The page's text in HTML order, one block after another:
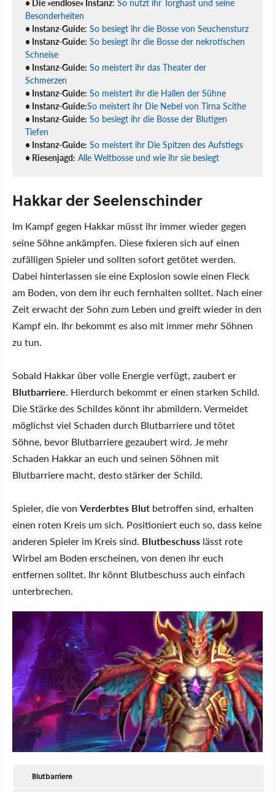
Besonderheiten
• Instanz-Guide: So besiegt ihr die Bosse von Seuchensturz
• Instanz-Guide: So besiegt ihr die Bosse der nekrotischen
Schneise
• Instanz-Guide: So meistert ihr das Theater der
Schmerzen
• Instanz-Guide: So meistert ihr die Hallen der Sühne
• Instanz-Guide:So meistert ihr Die Nebel von Tirna Scithe
• Instanz-Guide: So besiegt ihr die Bosse der Blutigen
Tiefen
• Instanz-Guide: So meistert ihr Die Spitzen des Aufstiegs
• Riesenjagd: Alle Weltbosse und wie ihr sie besiegt
Hakkar der Seelenschinder
Im Kampf gegen Hakkar müsst ihr immer wieder gegen
seine Söhne ankämpfen. Diese fixieren sich auf einen
zufälligen Spieler und sollten sofort getötet werden.
Dabei hinterlassen sie eine Explosion sowie einen Fleck
am Boden, von dem ihr euch fernhalten solltet. Nach einer
Zeit erwacht der Sohn zum Leben und greift wieder in den
Kampf ein. Ihr bekommt es also mit immer mehr Söhnen
zu tun.
Sobald Hakkar über volle Energie verfügt, zaubert er
Blutbarriere. Hierdurch bekommt er einen starken Schild.
Die Stärke des Schildes könnt ihr abmildern. Vermeidet
möglichst viel Schaden durch Blutbarriere und tötet
Söhne, bevor Blutbarriere gezaubert wird. Je mehr
Schaden Hakkar an euch und seinen Söhnen mit
Blutbarriere macht, desto stärker der Schild.
Spieler, die von Verderbtes Blut betroffen sind, erhalten
einen roten Kreis um sich. Positioniert euch so, dass keine
anderen Spieler im Kreis sind. Blutbeschuss lässt rote
Wirbel am Boden erscheinen, von denen ihr euch
entfernen solltet. Ihr könnt Blutbeschuss auch einfach
unterbrechen.
Blutbarriere